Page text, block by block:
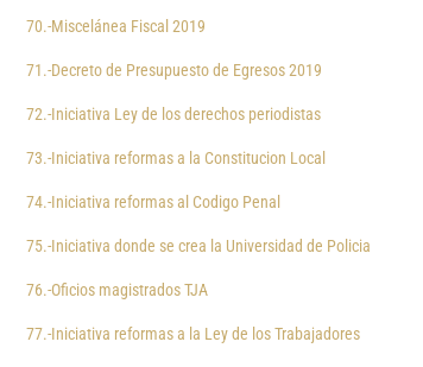
70.-Miscelánea Fiscal 2019
71.-Decreto de Presupuesto de Egresos 2019
72.-Iniciativa Ley de los derechos periodistas
73.-Iniciativa reformas a la Constitucion Local
74.-Iniciativa reformas al Codigo Penal
75.-Iniciativa donde se crea la Universidad de Policia
76.-Oficios magistrados TJA
77.-Iniciativa reformas a la Ley de los Trabajadores